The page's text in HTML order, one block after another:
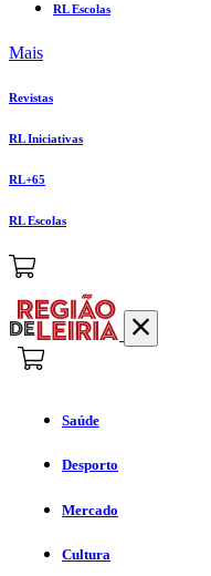
RL Escolas
Mais
Revistas
RL Iniciativas
RL+65
RL Escolas
Saúde
Desporto
Mercado
Cultura